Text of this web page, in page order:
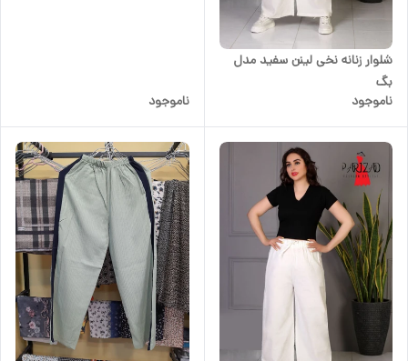
شلوار زنانه نخی لینن سفید مدل
بگ
ناموجود
ناموجود